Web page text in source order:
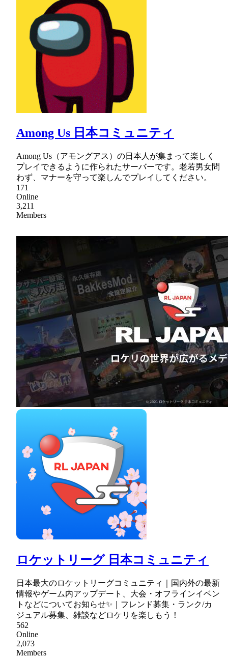
Among Us 日本コミュニティ
Among Us（アモングアス）の日本人が集まって楽しく
プレイできるように作られたサーバーです。老若男女問
わず、マナーを守って楽しんでプレイしてください。
171
Online
3,211
Members
ロケットリーグ 日本コミュニティ
日本最大のロケットリーグコミュニティ｜国内外の最新
情報やゲーム内アップデート、大会・オフラインイベン
トなどについてお知らせ✨｜フレンド募集・ランク/カ
ジュアル募集、雑談などロケリを楽しもう！
562
Online
2,073
Members